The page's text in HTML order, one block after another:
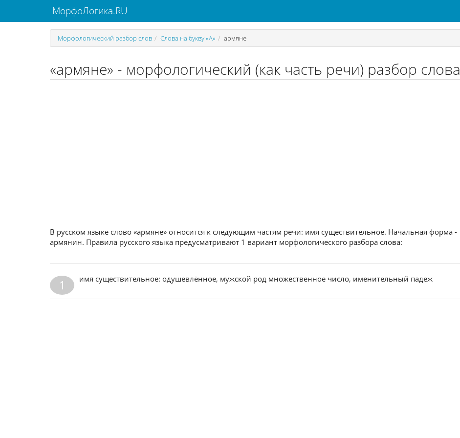
МорфоЛогика.RU
Морфологический разбор слов Слова на букву «А» армяне
«армяне» - морфологический (как часть речи) разбор слова
В русском языке слово «армяне» относится к следующим частям речи: имя существительное. Начальная форма -
армянин. Правила русского языка предусматривают 1 вариант морфологического разбора слова:
1 имя существительное: одушевлённое, мужской род множественное число, именительный падеж